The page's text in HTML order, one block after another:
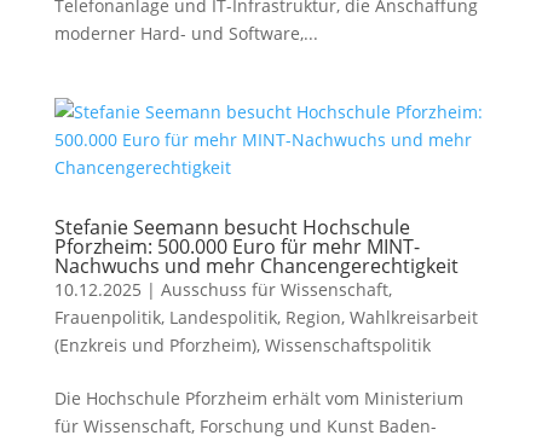
Telefonanlage und IT-Infrastruktur, die Anschaffung
moderner Hard- und Software,...
Stefanie Seemann besucht Hochschule
Pforzheim: 500.000 Euro für mehr MINT-
Nachwuchs und mehr Chancengerechtigkeit
10.12.2025 | Ausschuss für Wissenschaft,
Frauenpolitik, Landespolitik, Region, Wahlkreisarbeit
(Enzkreis und Pforzheim), Wissenschaftspolitik
Die Hochschule Pforzheim erhält vom Ministerium
für Wissenschaft, Forschung und Kunst Baden-